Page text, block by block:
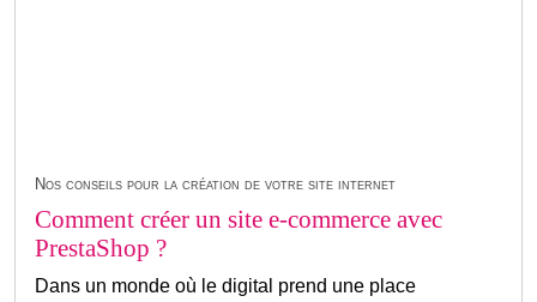
Nos conseils pour la création de votre site internet
Comment créer un site e-commerce avec
PrestaShop ?
Dans un monde où le digital prend une place